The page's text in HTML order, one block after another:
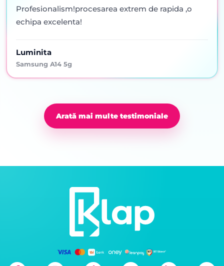
Profesionalism!procesarea extrem de rapida ,o
echipa excelenta!
Luminita
Samsung A14 5g
Arată mai multe testimoniale